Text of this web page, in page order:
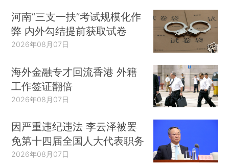
河南“三支一扶”考试规模化作
弊 内外勾结提前获取试卷
2026年08月07日
海外金融专才回流香港 外籍
工作签证翻倍
2026年08月07日
因严重违纪违法 李云泽被罢
免第十四届全国人大代表职务
2026年08月07日